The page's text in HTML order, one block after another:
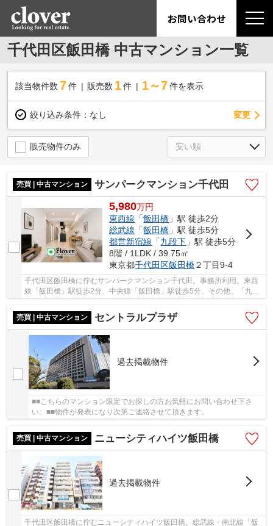
お問い合わせ
千代田区飯田橋 中古マンション一覧
該当物件数 7件 販売数 1 件 1～7 件を表示
絞り込み条件： なし 変更
販売物件のみ
売買 | 中古マンション サンパークマンション千代田
5,980万円
東西線 「飯田橋 」駅 徒歩2分
総武線 「飯田橋 」駅 徒歩5分
都営新宿線 「九段下 」駅 徒歩5分
8階 / 1LDK / 39.75㎡
東京都千代田区飯田橋２丁目9-4
千代田区飯田橋に佇むサンパークマンション千代田。事務所利用。東西
線「飯田橋」駅徒歩2分、中央線「飯田橋」駅徒歩5分。その他、「九段
下」駅へ徒歩5分、「水道橋」駅へ徒歩8分と複...
売買 | 中古マンション
セントラルプラザ
過去掲載物件
■■こちらのマンション限定でお探しの方お気軽にお問い合わせ下さ
い。■■物件が発表になり次第ご連絡させて頂きます。
売買 | 中古マンション ニューシティハイツ飯田橋
過去掲載物件
千代田区飯田橋に佇むニューシティハイツ飯田橋。総武線・南北線「飯